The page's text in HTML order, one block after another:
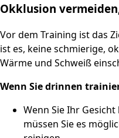
Okklusion
Vor dem Training ist das
ist es, keine schmierige,
Wärme und Schweiß
Wenn Sie drinnen
Wenn Sie Ihr
müssen Sie es